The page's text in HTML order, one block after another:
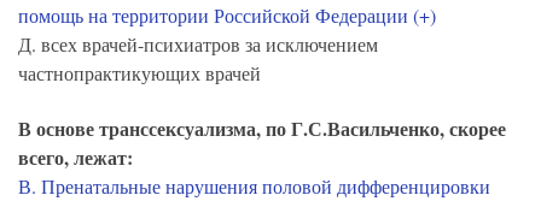
помощь на территории Российской Федерации (+)
Д. всех врачей-психиатров за исключением
частнопрактикующих врачей
В основе транссексуализма, по Г.С.Васильченко, скорее
всего, лежат:
В. Пренатальные нарушения половой дифференцировки